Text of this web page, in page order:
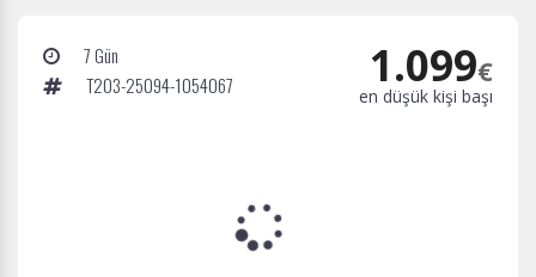
7 Gün
T203-25094-1054067
1.099€
en düşük kişi başı